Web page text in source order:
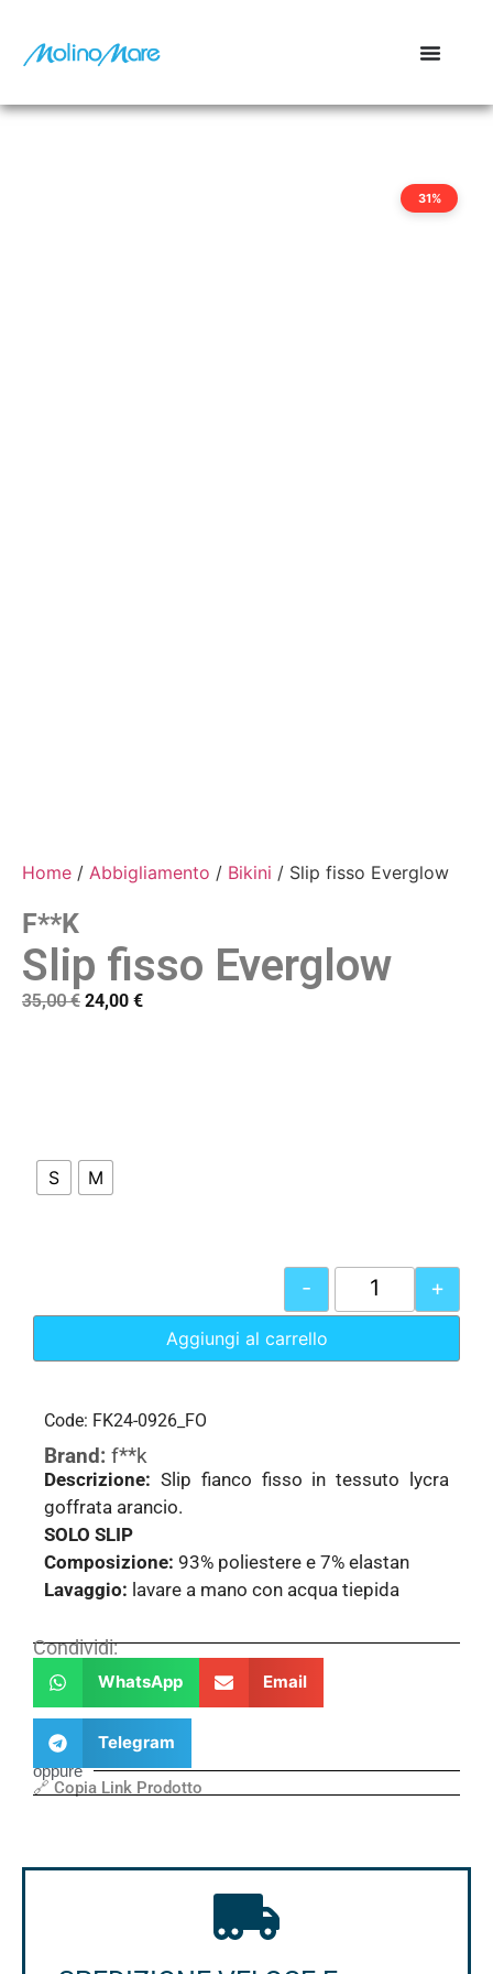
31%
Home / Abbigliamento / Bikini / Slip fisso Everglow
F**k
Slip fisso Everglow
35,00€ 24,00 €
S M
- +
Aggiungi al carrello
Code: FK24-0926_FO
Brand: f**k
Descrizione: Slip fianco fisso in tessuto lycra
goffrata arancio.
SOLO SLIP
Composizione: 93% poliestere e 7% elastan
Lavaggio: lavare a mano con acqua tiepida
Condividi:
WhatsApp Email
Telegram
oppure
🔗 Copia Link Prodotto